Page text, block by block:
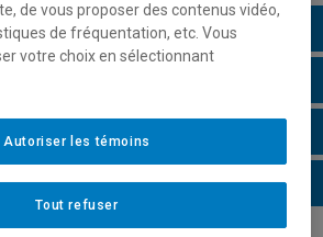
2026
de vous proposer des contenus vidéo,
de fréquentation, etc. Vous
votre choix en sélectionnant
Tout refuser
Autoriser les témoins